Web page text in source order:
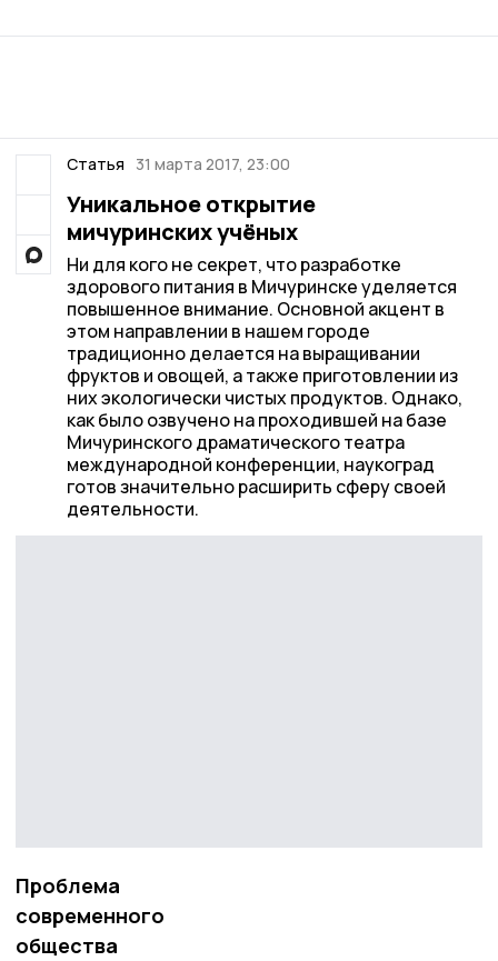
Статья 31 марта 2017, 23:00
Уникальное открытие
мичуринских учёных
Ни для кого не секрет, что разработке
здорового питания в Мичуринске уделяется
повышенное внимание. Основной акцент в
этом направлении в нашем городе
традиционно делается на выращивании
фруктов и овощей, а также приготовлении из
них экологически чистых продуктов. Однако,
как было озвучено на проходившей на базе
Мичуринского драматического театра
международной конференции, наукоград
готов значительно расширить сферу своей
деятельности.
Проблема
современного
общества